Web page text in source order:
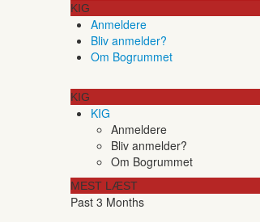
KIG
Anmeldere
Bliv anmelder?
Om Bogrummet
KIG
KIG
Anmeldere
Bliv anmelder?
Om Bogrummet
MEST LÆST
Past 3 Months